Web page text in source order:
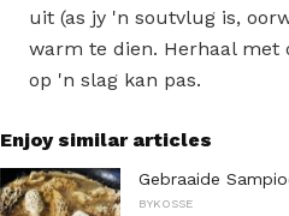
uit (as jy 'n soutvlug is,
warm te dien. Herhaal met
op 'n slag kan pas.
Enjoy similar articles
Gebraaide
BYKOSSE